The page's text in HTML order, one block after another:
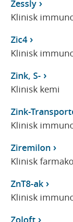
Zessly
Klinisk
Zic4
Klinisk
Zink, S-
Klinisk kemi
Zink-
Klinisk
Ziremilon
Klinisk
ZnT8-ak
Klinisk
Zoloft